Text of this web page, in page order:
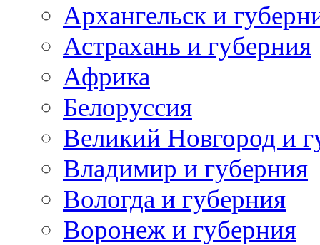
Архангельск и
Астрахань и губерния
Африка
Белоруссия
Великий Новгород и
Владимир и губерния
Вологда и губерния
Воронеж и губерния